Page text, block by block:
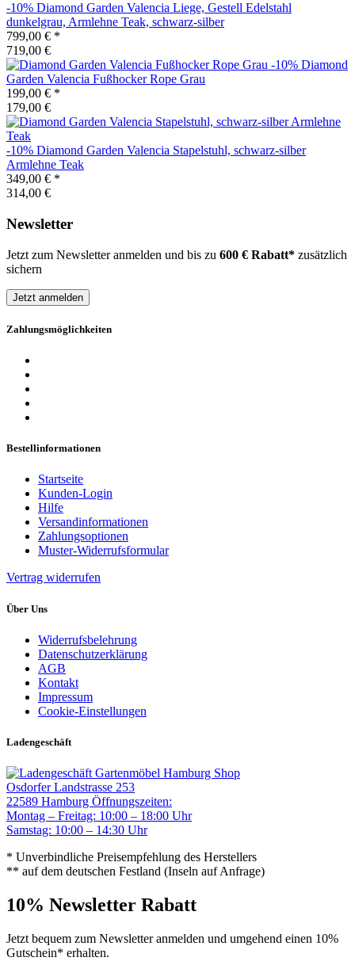
-10% Diamond Garden Valencia Liege, Gestell Edelstahl
dunkelgrau, Armlehne Teak, schwarz-silber
799,00 € *
719,00 €
-10% Diamond
Garden Valencia Fußhocker Rope Grau
199,00 € *
179,00 €
-10% Diamond Garden Valencia Stapelstuhl, schwarz-silber
Armlehne Teak
349,00 € *
314,00 €
Newsletter
Jetzt zum Newsletter anmelden und bis zu 600 € Rabatt* zusätzlich
sichern
Jetzt anmelden
Zahlungsmöglichkeiten
Bestellinformationen
Startseite
Kunden-Login
Hilfe
Versandinformationen
Zahlungsoptionen
Muster-Widerrufsformular
Vertrag widerrufen
Über Uns
Widerrufsbelehrung
Datenschutzerklärung
AGB
Kontakt
Impressum
Cookie-Einstellungen
Ladengeschäft
Gartenmöbel Hamburg Shop
Osdorfer Landstrasse 253
22589 Hamburg Öffnungszeiten:
Montag – Freitag: 10:00 – 18:00 Uhr
Samstag: 10:00 – 14:30 Uhr
* Unverbindliche Preisempfehlung des Herstellers
** auf dem deutschen Festland (Inseln auf Anfrage)
10% Newsletter Rabatt
Jetzt bequem zum Newsletter anmelden und umgehend einen 10%
Gutschein* erhalten.